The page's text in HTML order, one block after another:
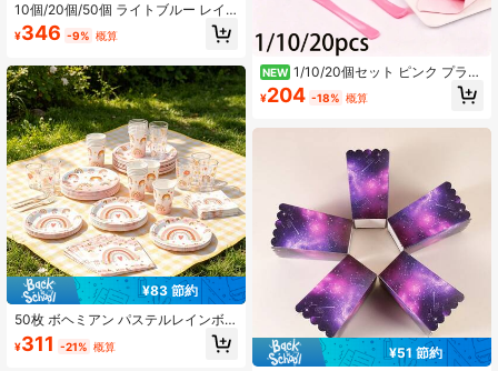
10個/20個/50個 ライトブルー レイ
ンボーキャンディー柄 紙製アイスク
リームカップ、クリームドリップデ
ーティー、ベビーシャワーパーティ
ー、結婚式、アイスクリームソーシ
ャルパーティーなど様々な場面に適
しています
¥346 -9% 概算
¥83 節約
50枚 ボヘミアン パステルレインボ
ー フローラル 使い捨て食器セット、
ピンク テラコッタ レインボー ハー
¥311 -21% 概算
NEW 1/10/20個セット ピンク プラス
チック製カトラリーセット、ホリデ
ーパーティー、母の日、結婚式、誕
ナブルなケーキナイフ、フォーク、
スプーン - フォーマルな場面や食事
に適しています (再利用可能)
¥204 -18% 概算
¥51 節約